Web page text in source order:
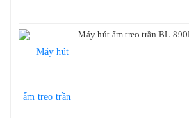
Máy hút ẩm treo trần BL-